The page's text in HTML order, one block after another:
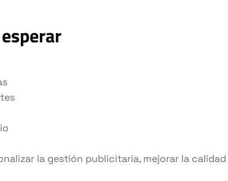
la gestión publicitaria, mejorar la